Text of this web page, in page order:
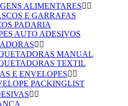
ALIMENTARES 
E GARRAFAS
PADARIA
AUTO ADESIVOS
 
MANUAL
TEXTIL
E ENVELOPES 
PACKINGLIST
 